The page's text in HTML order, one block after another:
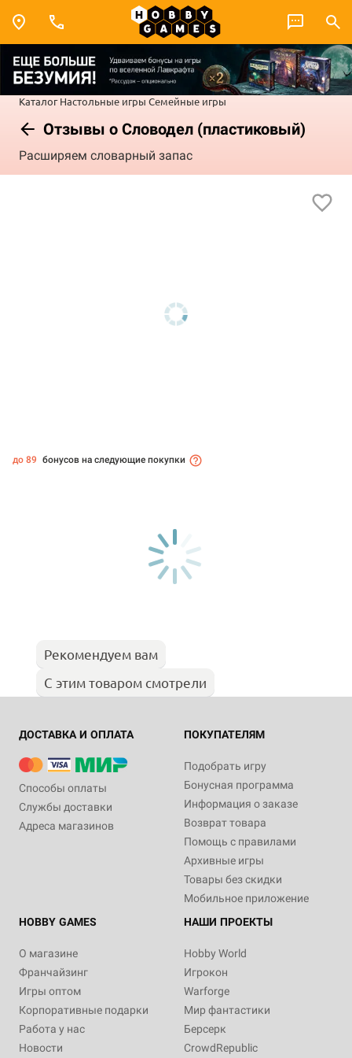
Каталог Настольные игры Семейные игры
Отзывы о Словодел (пластиковый)
Расширяем словарный запас
до 89 бонусов на следующие покупки
Рекомендуем вам
С этим товаром смотрели
ДОСТАВКА И ОПЛАТА
Способы оплаты
Службы доставки
Адреса магазинов
ПОКУПАТЕЛЯМ
Подобрать игру
Бонусная программа
Информация о заказе
Возврат товара
Помощь с правилами
Архивные игры
Товары без скидки
Мобильное приложение
HOBBY GAMES
О магазине
Франчайзинг
Игры оптом
Корпоративные подарки
Работа у нас
Новости
НАШИ ПРОЕКТЫ
Hobby World
Игрокон
Warforge
Мир фантастики
Берсерк
CrowdRepublic